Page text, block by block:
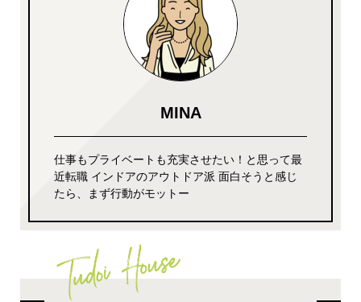
MINA
仕事もプライベートも充実させたい！と思って最
近転職 インドアのアウトドア派 面白そうと感じ
たら、まず行動がモットー